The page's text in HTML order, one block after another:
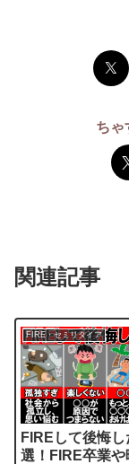
ちゃ
関連記事
FIRE・セミリタイア
FIREして後悔
選！FIRE卒業や